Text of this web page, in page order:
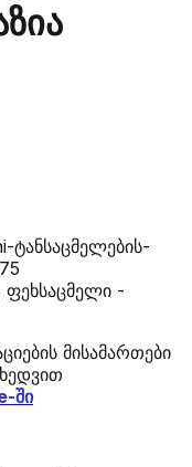
ფეხსაცმელი -
მისამართები
ში